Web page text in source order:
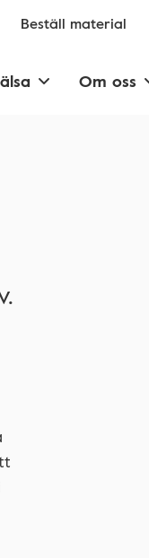
Beställ material
Om oss